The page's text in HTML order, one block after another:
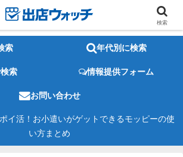
索 年代別に検索
索 情報提供フォーム
お問い合わせ
イ活！お小遣いがゲットできるモッピーの使
い方まとめ
検索